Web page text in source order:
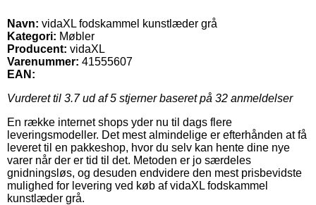
Navn: vidaXL fodskammel kunstlæder grå
Kategori: Møbler
Producent: vidaXL
Varenummer: 41555607
EAN:
Vurderet til 3.7ud af 5 stjerner baseret på 32 anmeldelser
En række internet shops yder nu til dags flere
leveringsmodeller. Det mest almindelige er efterhånden at få
leveret til en pakkeshop, hvor du selv kan hente dine nye
varer når der er tid til det. Metoden er jo særdeles
gnidningsløs, og desuden endvidere den mest prisbevidste
mulighed for levering ved køb af vidaXL fodskammel
kunstlæder grå.